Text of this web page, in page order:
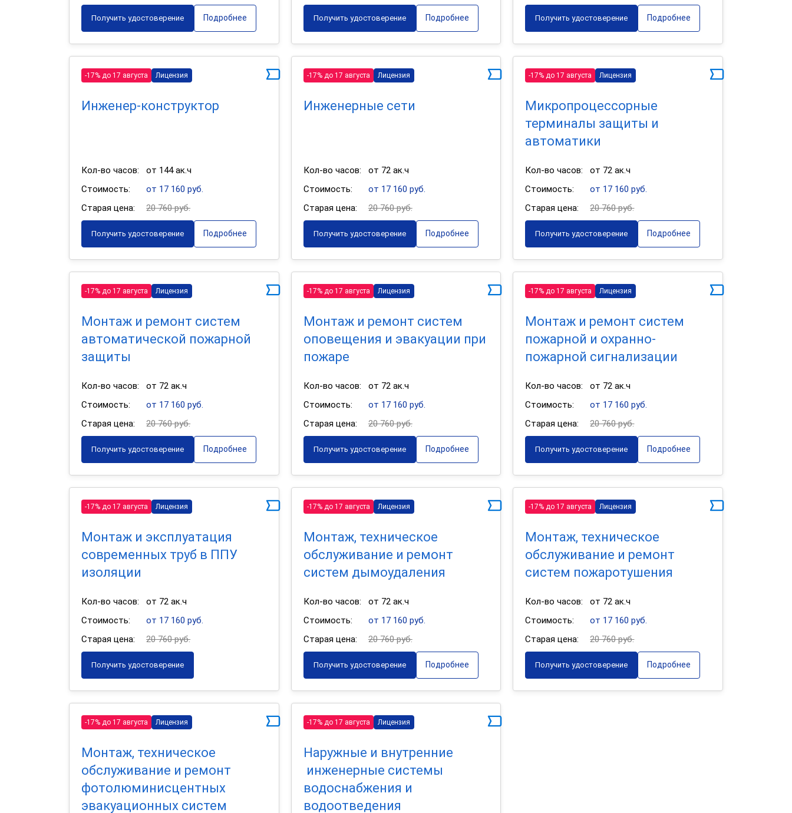
Получить удостоверение Подробнее Получить удостоверение Подробнее Получить удостоверение Подробнее
-17% до 17 августа Лицензия
Инженер-конструктор
Кол-во часов:
от 144 ак.ч
Стоимость:
от 17 160 руб.
Старая цена:
20 760 руб.
Получить удостоверение Подробнее
-17% до 17 августа Лицензия
Инженерные сети
Кол-во часов:
от 72 ак.ч
Стоимость:
от 17 160 руб.
Старая цена:
20 760 руб.
Получить удостоверение Подробнее
-17% до 17 августа Лицензия
Микропроцессорные
терминалы защиты и
автоматики
Кол-во часов:
от 72 ак.ч
Стоимость:
от 17 160 руб.
Старая цена:
20 760 руб.
Получить удостоверение Подробнее
-17% до 17 августа Лицензия
Монтаж и ремонт систем
автоматической пожарной
защиты
Кол-во часов:
от 72 ак.ч
Стоимость:
от 17 160 руб.
Старая цена:
20 760 руб.
Получить удостоверение Подробнее
-17% до 17 августа Лицензия
Монтаж и ремонт систем
оповещения и эвакуации при
пожаре
Кол-во часов:
от 72 ак.ч
Стоимость:
от 17 160 руб.
Старая цена:
20 760 руб.
Получить удостоверение Подробнее
-17% до 17 августа Лицензия
Монтаж и ремонт систем
пожарной и охранно-
пожарной сигнализации
Кол-во часов:
от 72 ак.ч
Стоимость:
от 17 160 руб.
Старая цена:
20 760 руб.
Получить удостоверение Подробнее
-17% до 17 августа Лицензия
Монтаж и эксплуатация
современных труб в ППУ
изоляции
Кол-во часов:
от 72 ак.ч
Стоимость:
от 17 160 руб.
Старая цена:
20 760 руб.
Получить удостоверение
-17% до 17 августа Лицензия
Монтаж, техническое
обслуживание и ремонт
систем дымоудаления
Кол-во часов:
от 72 ак.ч
Стоимость:
от 17 160 руб.
Старая цена:
20 760 руб.
Получить удостоверение Подробнее
-17% до 17 августа Лицензия
Монтаж, техническое
обслуживание и ремонт
систем пожаротушения
Кол-во часов:
от 72 ак.ч
Стоимость:
от 17 160 руб.
Старая цена:
20 760 руб.
Получить удостоверение Подробнее
-17% до 17 августа Лицензия
Монтаж, техническое
обслуживание и ремонт
фотолюминисцентных
эвакуационных систем
-17% до 17 августа Лицензия
Наружные и внутренние
инженерные системы
водоснабжения и
водоотведения